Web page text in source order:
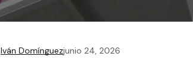
Iván Domínguezjunio 24, 2026